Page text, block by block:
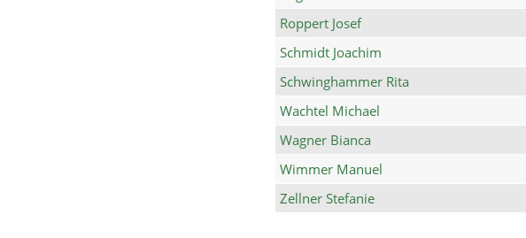
Roppert Josef
Schmidt Joachim
Schwinghammer Rita
Wachtel Michael
Wagner Bianca
Wimmer Manuel
Zellner Stefanie